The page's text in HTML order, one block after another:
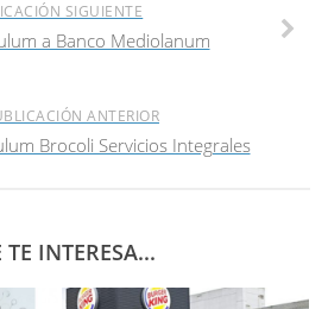
SIGUIENTE
a Banco Mediolanum
ANTERIOR
Brocoli Servicios Integrales
INTERESA...